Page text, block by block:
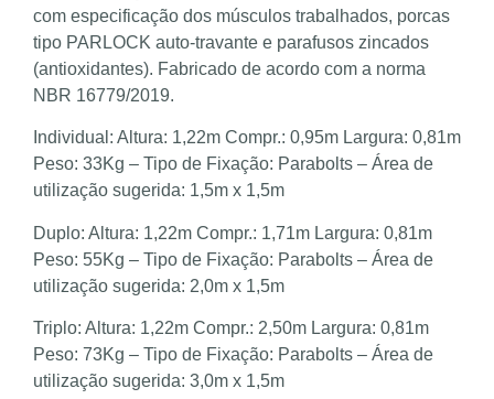
com especificação dos músculos trabalhados, porcas
tipo PARLOCK auto-travante e parafusos zincados
(antioxidantes). Fabricado de acordo com a norma
NBR 16779/2019.
Individual: Altura: 1,22m Compr.: 0,95m Largura: 0,81m
Peso: 33Kg – Tipo de Fixação: Parabolts – Área de
utilização sugerida: 1,5m x 1,5m
Duplo: Altura: 1,22m Compr.: 1,71m Largura: 0,81m
Peso: 55Kg – Tipo de Fixação: Parabolts – Área de
utilização sugerida: 2,0m x 1,5m
Triplo: Altura: 1,22m Compr.: 2,50m Largura: 0,81m
Peso: 73Kg – Tipo de Fixação: Parabolts – Área de
utilização sugerida: 3,0m x 1,5m